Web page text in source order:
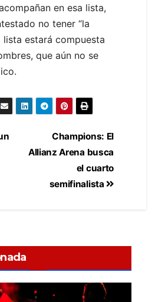
en esa lista,
no tener “la
lista estará compuesta
que aún no se
Champions: El
Allianz Arena busca
el cuarto
semifinalista